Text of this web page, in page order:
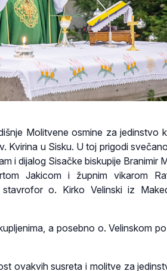
Molitvene osmine za jedinstvo
Kvirina u Sisku. U toj prigodi
i dijalog Sisačke biskupije Branimir
Jakicom i župnim vikarom
o. Kirko Velinski iz
a posebno o. Velinskom
ovakvih susreta i molitve za